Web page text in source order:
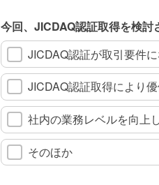
今回、JICDAQ認証取得を検討
JICDAQ認証が取引要件に
JICDAQ認証取得により
社内の業務レベルを向上
そのほか